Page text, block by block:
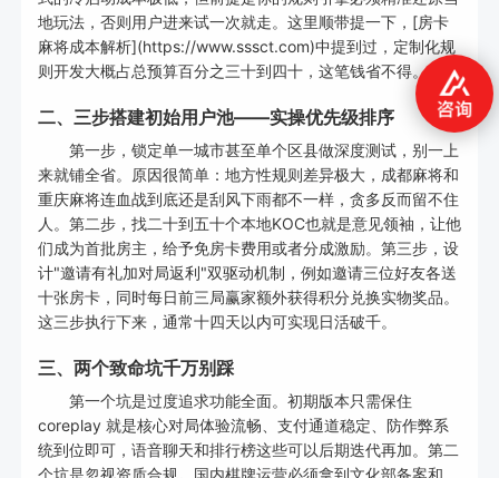
地玩法，否则用户进来试一次就走。这里顺带提一下，[房卡
麻将成本解析](https://www.sssct.com)中提到过，定制化规
则开发大概占总预算百分之三十到四十，这笔钱省不得。
二、三步搭建初始用户池——实操优先级排序
第一步，锁定单一城市甚至单个区县做深度测试，别一上
来就铺全省。原因很简单：地方性规则差异极大，成都麻将和
重庆麻将连血战到底还是刮风下雨都不一样，贪多反而留不住
人。第二步，找二十到五十个本地KOC也就是意见领袖，让他
们成为首批房主，给予免房卡费用或者分成激励。第三步，设
计"邀请有礼加对局返利"双驱动机制，例如邀请三位好友各送
十张房卡，同时每日前三局赢家额外获得积分兑换实物奖品。
这三步执行下来，通常十四天以内可实现日活破千。
三、两个致命坑千万别踩
第一个坑是过度追求功能全面。初期版本只需保住
coreplay 就是核心对局体验流畅、支付通道稳定、防作弊系
统到位即可，语音聊天和排行榜这些可以后期迭代再加。第二